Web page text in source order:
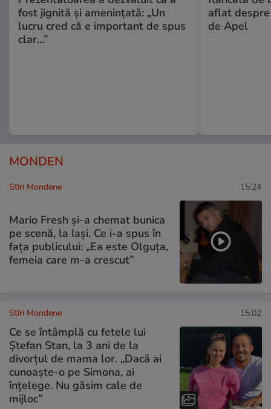
fost jignită și amenințată: „Un
lucru cred că e important de spus
clar...”
aflat
de Apel
MONDEN
Stiri Mondene 15:24
Mario Fresh și-a chemat bunica
pe scenă, la Iași. Ce i-a spus în
fața publicului: „Ea este Olguța,
femeia care m-a crescut”
Stiri Mondene 15:02
Ce se întâmplă cu fetele lui
Ștefan Stan, la 3 ani de la
divorțul de mama lor. „Dacă ai
cunoaște-o pe Simona, ai
înțelege. Nu găsim cale de
mijloc”